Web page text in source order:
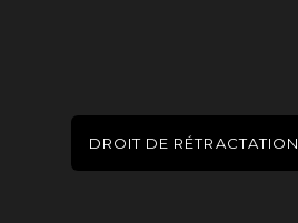
DROIT DE RÉTRACTATION